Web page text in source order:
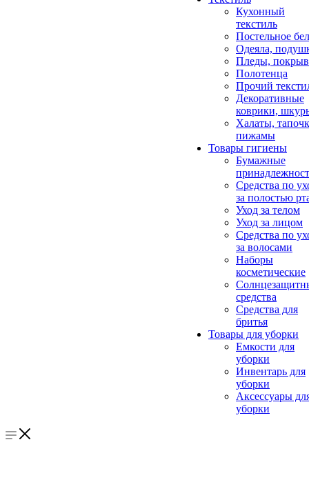
Кухонный
текстиль
Постельное
Одеяла,
Пледы,
Полотенца
Прочий
Декоративные
коврики,
Халаты,
пижамы
Товары гигиены
Бумажные
Средства по
за полостью
Уход за телом
Уход за лицом
Средства по
за волосами
Наборы
косметические
средства
Средства для
бритья
Товары для уборки
Емкости для
уборки
Инвентарь для
уборки
Аксессуары
уборки